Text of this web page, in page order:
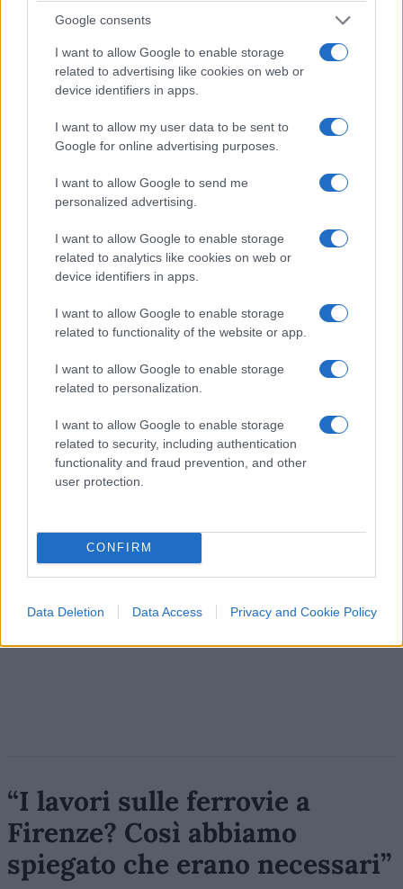
Google consents
I want to allow Google to enable storage
related to advertising like cookies on web or
device identifiers in apps.
I want to allow my user data to be sent to
Google for online advertising purposes.
I want to allow Google to send me
personalized advertising.
I want to allow Google to enable storage
related to analytics like cookies on web or
device identifiers in apps.
I want to allow Google to enable storage
related to functionality of the website or app.
I want to allow Google to enable storage
related to personalization.
I want to allow Google to enable storage
related to security, including authentication
functionality and fraud prevention, and other
user protection.
CONFIRM
Data Deletion Data Access Privacy and Cookie Policy
Sanchez può mettere tutti i controlli che vuole agli
italiani. Può indignarsi, minacciare ritorsioni e
accusare Meloni di egoismo. Ma rimane una
domanda piuttosto semplice: se davvero a Ceuta è
tutto sotto controllo, perché gli stessi uomini che
devono difenderla continuano a chiedere rinforzi?
Prima di preoccuparsi delle frontiere italiane,
forse sarebbe meglio riuscire a difendere
quelle spagnole.
Massimo Balsamo, 8 agosto 2026
“I lavori sulle ferrovie a
Firenze? Così abbiamo
spiegato che erano necessari”